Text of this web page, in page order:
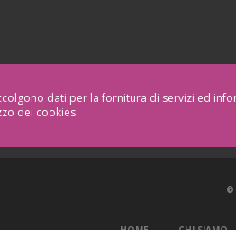
©
dati per la fornitura di servizi ed
dei cookies.